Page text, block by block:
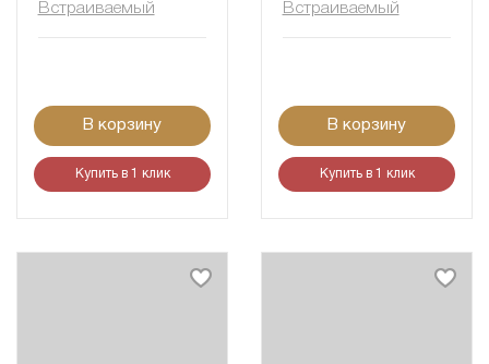
Встраиваемый
В корзину
Купить в 1 клик
Встраиваемый
В корзину
Купить в 1 клик